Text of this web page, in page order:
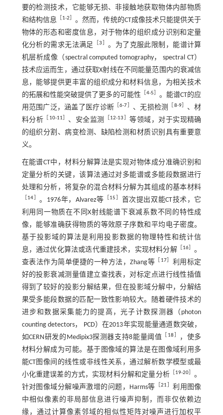
要的检测技术，它能够无损、非接触地获取物体内部物质
和结构信息
1-2
。然而，传统的CT成像技术只能提供关于
物体的形态和密度信息，对于物体的组织成分识别和定量
化分析的需求无法满足
［3
。为了克服此限制，能谱计算
机层析成像（spectral computed tomography， spectral CT）
技术应运而生，通过获取X射线在不同能量范围内的衰减信
息，能够提供更丰富的组织成分和材料信息，为相关技术
的拓展和性能突破提供了更多的可能性
4-5
。能谱CT的应
用范围广泛，涵盖了医疗诊断 ［6-7 、无损检测 8-9］ 、材
料分析
10-11 、安全监测 12-13 ］等领域，对于实现精确
的组织分割、病变检测、缺陷检测和材质识别具有重要意
义。
在能谱CT中，材料分解算法是实现对物体成分准确识别和
定量分析的关键，该算法通过对多能谱或多能段数据进行
处理和分析，将复杂的混合材料分解为其组成的基本材料
14 。1976年，Alvarez等 15
首次提出双能CT技术，它
利用同一物质在不同X射线能谱下衰减系数不同的特性成
像，能够准确获得物质的等效原子序数和平均电子密度。
基于投影域的算法是利用投影数据的物理特性和统计信
息，通过优化算法或迭代重建技术，实现材料分解
16
。
查表法作为简单便捷的一种方法，Zhang等
17］ 利用标定
好的投影衰减测量值建立查找表，对标定点进行线性插值
得到了较好的投影分解结果，但在投影域分解中，分解结
果受多能段数据的匹配一致性影响较大。随着硬件技术的
进步和数据采集能力的提高，光子计数探测器（photon
counting detectors， PCD）在2013年实现能量通道数突破，
如CERN研发的Medipix3探测器支持8能量阈值
18
，使多
材料分解成为可能。基于图像域的算法是在图像域利用多
能CT图像间的线性或非线性关系，通过解析数学模型或最
小化重建误差的方式，实现材料分解和定量分析［ 19-20
。
针对图像域分解噪声激增的问题，Harms等 ［21 ］利用图像
中相似像素的非局部信息进行噪声抑制，而非仅依赖边
缘，通过计算像素邻域的相似性矩阵对噪声进行加权平